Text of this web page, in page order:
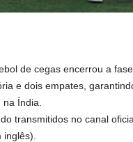
de cegas encerrou a
e dois empates,
Índia.
transmitidos no canal